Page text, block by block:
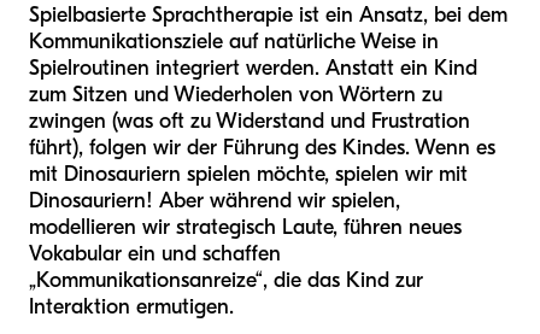
Spielbasierte Sprachtherapie ist ein Ansatz, bei dem
Kommunikationsziele auf natürliche Weise in
Spielroutinen integriert werden. Anstatt ein Kind
zum Sitzen und Wiederholen von Wörtern zu
zwingen (was oft zu Widerstand und Frustration
führt), folgen wir der Führung des Kindes. Wenn es
mit Dinosauriern spielen möchte, spielen wir mit
Dinosauriern! Aber während wir spielen,
modellieren wir strategisch Laute, führen neues
Vokabular ein und schaffen
„Kommunikationsanreize“, die das Kind zur
Interaktion ermutigen.